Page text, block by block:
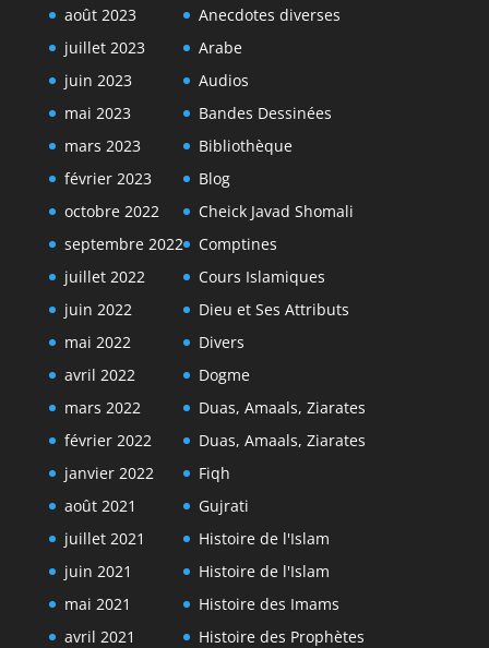
août 2023
juillet 2023
juin 2023
mai 2023
mars 2023
février 2023
octobre 2022
septembre 2022
juillet 2022
juin 2022
mai 2022
avril 2022
mars 2022
février 2022
janvier 2022
août 2021
juillet 2021
juin 2021
mai 2021
avril 2021
Anecdotes diverses
Arabe
Audios
Bandes Dessinées
Bibliothèque
Blog
Cheick Javad Shomali
Comptines
Cours Islamiques
Dieu et Ses Attributs
Divers
Dogme
Duas, Amaals, Ziarates
Duas, Amaals, Ziarates
Fiqh
Gujrati
Histoire de l'Islam
Histoire de l'Islam
Histoire des Imams
Histoire des Prophètes